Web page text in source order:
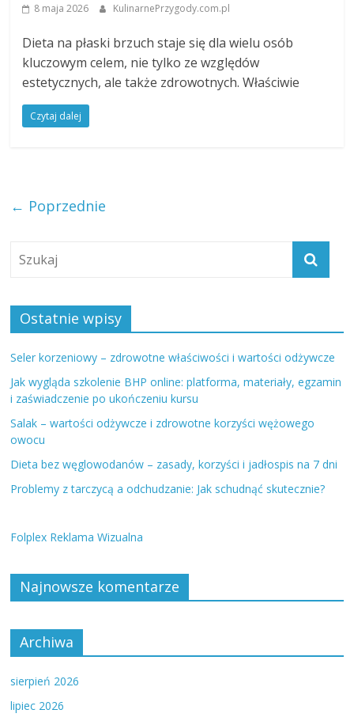
8 maja 2026 KulinarnePrzygody.com.pl
Dieta na płaski brzuch staje się dla wielu osób
kluczowym celem, nie tylko ze względów
estetycznych, ale także zdrowotnych. Właściwie
Czytaj dalej
← Poprzednie
Ostatnie wpisy
Seler korzeniowy – zdrowotne właściwości i wartości odżywcze
Jak wygląda szkolenie BHP online: platforma, materiały, egzamin
i zaświadczenie po ukończeniu kursu
Salak – wartości odżywcze i zdrowotne korzyści wężowego
owocu
Dieta bez węglowodanów – zasady, korzyści i jadłospis na 7 dni
Problemy z tarczycą a odchudzanie: Jak schudnąć skutecznie?
Folplex Reklama Wizualna
Najnowsze komentarze
Archiwa
sierpień 2026
lipiec 2026